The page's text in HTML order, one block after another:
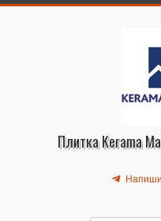
Плитка Kerama